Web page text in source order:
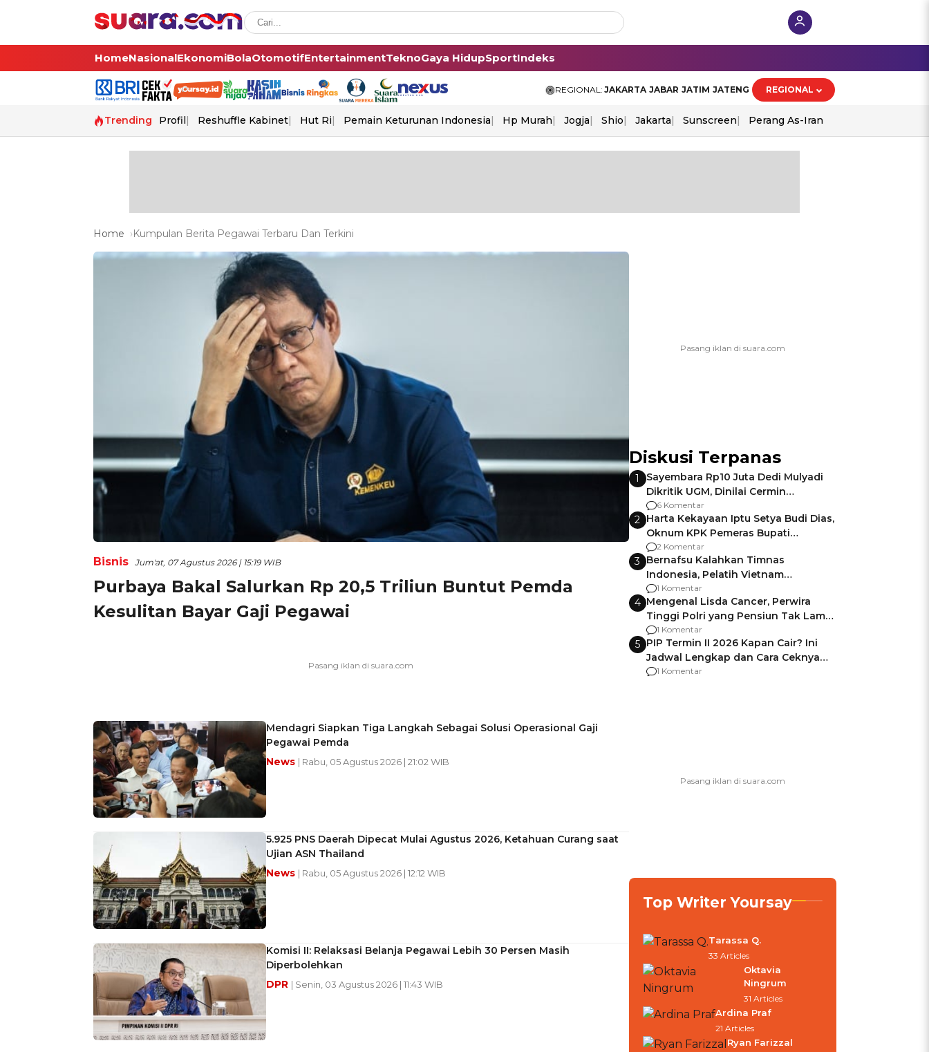
HomeNasionalEkonomiBolaOtomotifEntertainmentTeknoGaya HidupSportIndeks
REGIONAL: JAKARTA JABAR JATIM JATENG REGIONAL
Trending Profil Reshuffle Kabinet Hut Ri Pemain Keturunan Indonesia Hp Murah Jogja Shio Jakarta Sunscreen Perang As-Iran
Home Kumpulan Berita Pegawai Terbaru Dan Terkini
Bisnis Jum'at, 07 Agustus 2026 | 15:19 WIB
Purbaya Bakal Salurkan Rp 20,5 Triliun Buntut Pemda
Kesulitan Bayar Gaji Pegawai
Mendagri Siapkan Tiga Langkah Sebagai Solusi Operasional Gaji
Pegawai Pemda
News | Rabu, 05 Agustus 2026 | 21:02 WIB
5.925 PNS Daerah Dipecat Mulai Agustus 2026, Ketahuan Curang saat
Ujian ASN Thailand
News | Rabu, 05 Agustus 2026 | 12:12 WIB
Komisi II: Relaksasi Belanja Pegawai Lebih 30 Persen Masih
Diperbolehkan
DPR | Senin, 03 Agustus 2026 | 11:43 WIB
Diskusi Terpanas
1
Sayembara Rp10 Juta Dedi Mulyadi
Dikritik UGM, Dinilai Cermin
Gagalnya Negara Jamin Keamanan
6 Komentar
2 Harta Kekayaan Iptu Setya Budi Dias,
Oknum KPK Pemeras Bupati
Pemalang
2 Komentar
3 Bernafsu Kalahkan Timnas
Indonesia, Pelatih Vietnam
Berencana Pakai Jimat di Pakansari
1 Komentar
4 Mengenal Lisda Cancer, Perwira
Tinggi Polri yang Pensiun Tak Lama
Usai Jadi Brigjen
1 Komentar
5 PIP Termin II 2026 Kapan Cair? Ini
Jadwal Lengkap dan Cara Ceknya
agar Dana Tidak Hangus!
1 Komentar
Top Writer Yoursay
Tarassa Q.
33 Articles
Oktavia
Ningrum
31 Articles
Ardina Praf
21 Articles
Ryan Farizzal